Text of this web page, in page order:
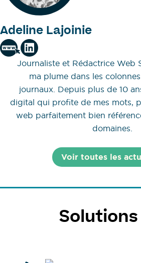
Adeline Lajoinie
Journaliste et Rédactrice Web
ma plume dans les
journaux. Depuis plus de 10
digital qui profite de mes mots,
web parfaitement bien
domaines.
Voir toutes les
Solutions